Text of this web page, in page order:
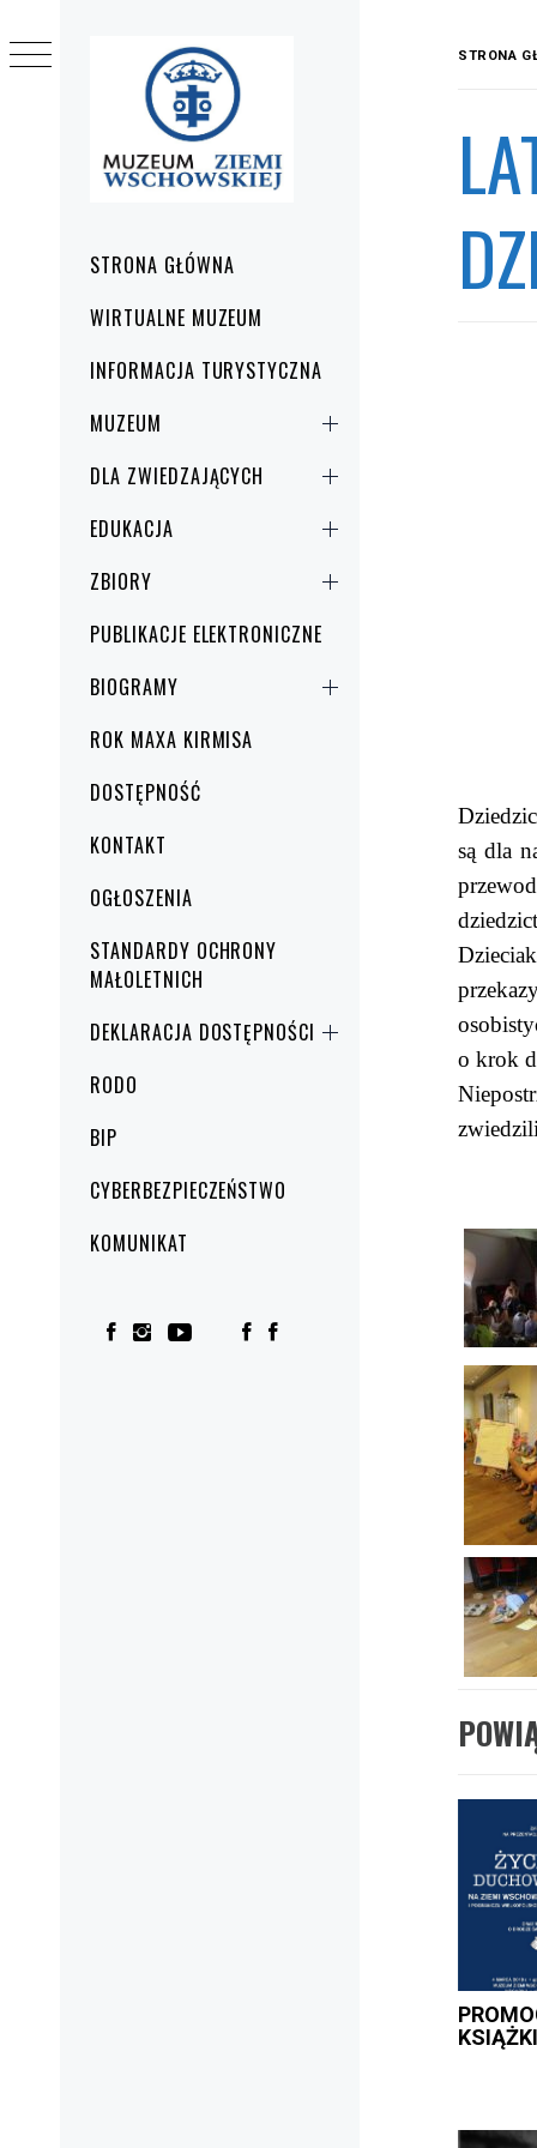
główneSTRONA GŁÓWNA
WIRTUALNE MUZEUM
INFORMACJA TURYSTYCZNA
MUZEUM
DLA ZWIEDZAJĄCYCH
EDUKACJA
ZBIORY
PUBLIKACJE ELEKTRONICZNE
BIOGRAMY
ROK MAXA KIRMISA
DOSTĘPNOŚĆ
KONTAKT
OGŁOSZENIA
STANDARDY OCHRONY
MAŁOLETNICH
DEKLARACJA DOSTĘPNOŚCI
RODO
BIP
CYBERBEZPIECZEŃSTWO
KOMUNIKAT
STRONA
są dla
o krok
KSIĄŻKI